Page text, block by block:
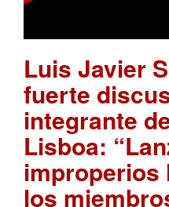
Luis Javier
fuerte
integrante
Lisboa:
improperios
los